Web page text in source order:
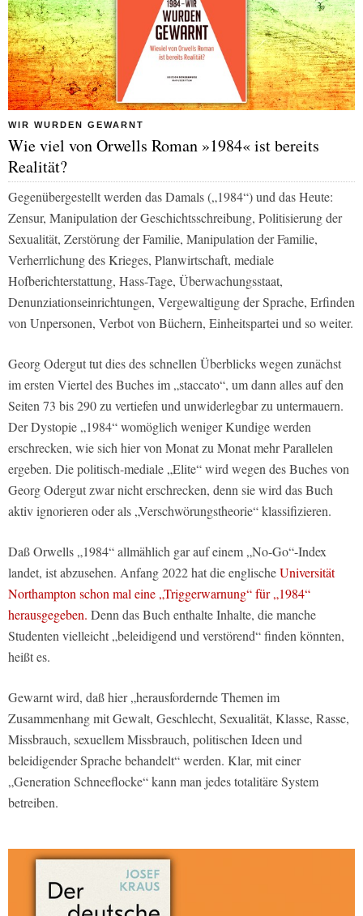
WIR WURDEN GEWARNT
Wie viel von Orwells Roman »1984« ist bereits
Realität?
Gegenübergestellt werden das Damals („1984“) und das Heute:
Zensur, Manipulation der Geschichtsschreibung, Politisierung der
Sexualität, Zerstörung der Familie, Manipulation der Familie,
Verherrlichung des Krieges, Planwirtschaft, mediale
Hofberichterstattung, Hass-Tage, Überwachungsstaat,
Denunziationseinrichtungen, Vergewaltigung der Sprache, Erfinden
von Unpersonen, Verbot von Büchern, Einheitspartei und so weiter.
Georg Odergut tut dies des schnellen Überblicks wegen zunächst
im ersten Viertel des Buches im „staccato“, um dann alles auf den
Seiten 73 bis 290 zu vertiefen und unwiderlegbar zu untermauern.
Der Dystopie „1984“ womöglich weniger Kundige werden
erschrecken, wie sich hier von Monat zu Monat mehr Parallelen
ergeben. Die politisch-mediale „Elite“ wird wegen des Buches von
Georg Odergut zwar nicht erschrecken, denn sie wird das Buch
aktiv ignorieren oder als „Verschwörungstheorie“ klassifizieren.
Daß Orwells „1984“ allmählich gar auf einem „No-Go“-Index
landet, ist abzusehen. Anfang 2022 hat die englischeUniversität
Northampton schon mal eine „Triggerwarnung“ für „1984“
herausgegeben. Denn das Buch enthalte Inhalte, die manche
Studenten vielleicht „beleidigend und verstörend“ finden könnten,
heißt es.
Gewarnt wird, daß hier „herausfordernde Themen im
Zusammenhang mit Gewalt, Geschlecht, Sexualität, Klasse, Rasse,
Missbrauch, sexuellem Missbrauch, politischen Ideen und
beleidigender Sprache behandelt“ werden. Klar, mit einer
„Generation Schneeflocke“ kann man jedes totalitäre System
betreiben.